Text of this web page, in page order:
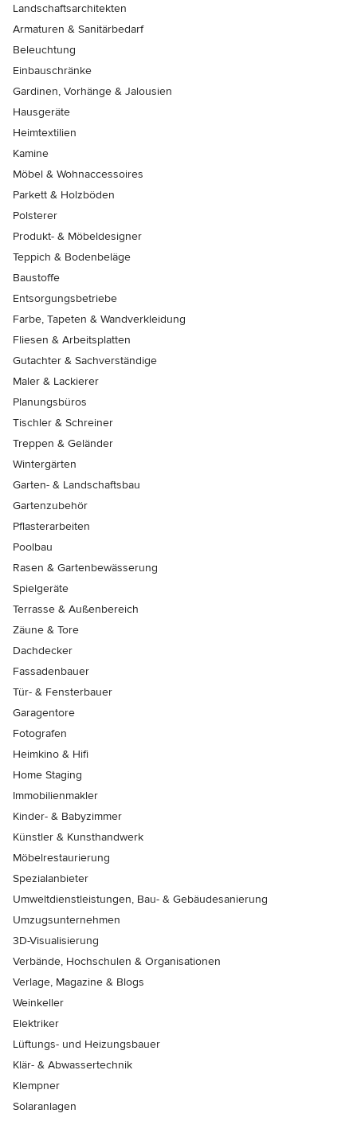
Landschaftsarchitekten
Armaturen & Sanitärbedarf
Beleuchtung
Einbauschränke
Gardinen, Vorhänge & Jalousien
Hausgeräte
Heimtextilien
Kamine
Möbel & Wohnaccessoires
Parkett & Holzböden
Polsterer
Produkt- & Möbeldesigner
Teppich & Bodenbeläge
Baustoffe
Entsorgungsbetriebe
Farbe, Tapeten & Wandverkleidung
Fliesen & Arbeitsplatten
Gutachter & Sachverständige
Maler & Lackierer
Planungsbüros
Tischler & Schreiner
Treppen & Geländer
Wintergärten
Garten- & Landschaftsbau
Gartenzubehör
Pflasterarbeiten
Poolbau
Rasen & Gartenbewässerung
Spielgeräte
Terrasse & Außenbereich
Zäune & Tore
Dachdecker
Fassadenbauer
Tür- & Fensterbauer
Garagentore
Fotografen
Heimkino & Hifi
Home Staging
Immobilienmakler
Kinder- & Babyzimmer
Künstler & Kunsthandwerk
Möbelrestaurierung
Spezialanbieter
Umweltdienstleistungen, Bau- & Gebäudesanierung
Umzugsunternehmen
3D-Visualisierung
Verbände, Hochschulen & Organisationen
Verlage, Magazine & Blogs
Weinkeller
Elektriker
Lüftungs- und Heizungsbauer
Klär- & Abwassertechnik
Klempner
Solaranlagen